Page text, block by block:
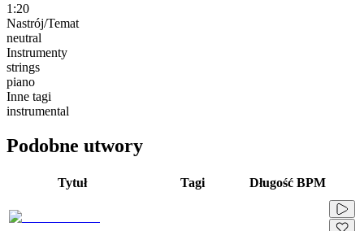
1:20
Nastrój/Temat
neutral
Instrumenty
strings
piano
Inne tagi
instrumental
Podobne utwory
Tytuł Tagi Długość BPM